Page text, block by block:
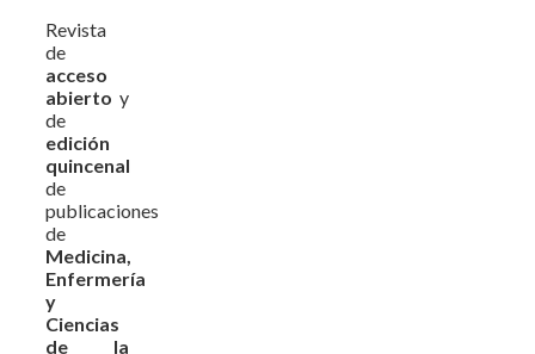
Revista
de
acceso
abierto y
de
edición
quincenal
de
publicaciones
de
Medicina,
Enfermería
y
Ciencias
de la